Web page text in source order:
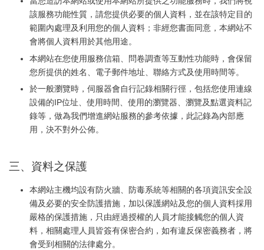
該服務功能性質，請您提供必要的個人資料，並在該特定目的
範圍內處理及利用您的個人資料；非經您書面同意，本網站不
會將個人資料用於其他用途。
本網站在您使用服務信箱、問卷調查等互動性功能時，會保留
您所提供的姓名、電子郵件地址、聯絡方式及使用時間等。
於一般瀏覽時，伺服器會自行記錄相關行徑，包括您使用連線
設備的IP位址、使用時間、使用的瀏覽器、瀏覽及點選資料記
錄等，做為我們增進網站服務的參考依據，此記錄為內部應
用，決不對外公佈。
三、資料之保護
本網站主機均設有防火牆、防毒系統等相關的各項資訊安全設
備及必要的安全防護措施，加以保護網站及您的個人資料採用
嚴格的保護措施，只由經過授權的人員才能接觸您的個人資
料，相關處理人員皆簽有保密合約，如有違反保密義務者，將
會受到相關的法律處分。